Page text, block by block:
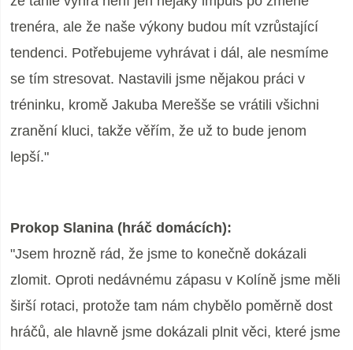
trenéra, ale že naše výkony budou mít vzrůstající
tendenci. Potřebujeme vyhrávat i dál, ale nesmíme
se tím stresovat. Nastavili jsme nějakou práci v
tréninku, kromě Jakuba Merešše se vrátili všichni
zranění kluci, takže věřím, že už to bude jenom
lepší."
Prokop Slanina (hráč domácích):
"Jsem hrozně rád, že jsme to konečně dokázali
zlomit. Oproti nedávnému zápasu v Kolíně jsme měli
širší rotaci, protože tam nám chybělo poměrně dost
hráčů, ale hlavně jsme dokázali plnit věci, které jsme